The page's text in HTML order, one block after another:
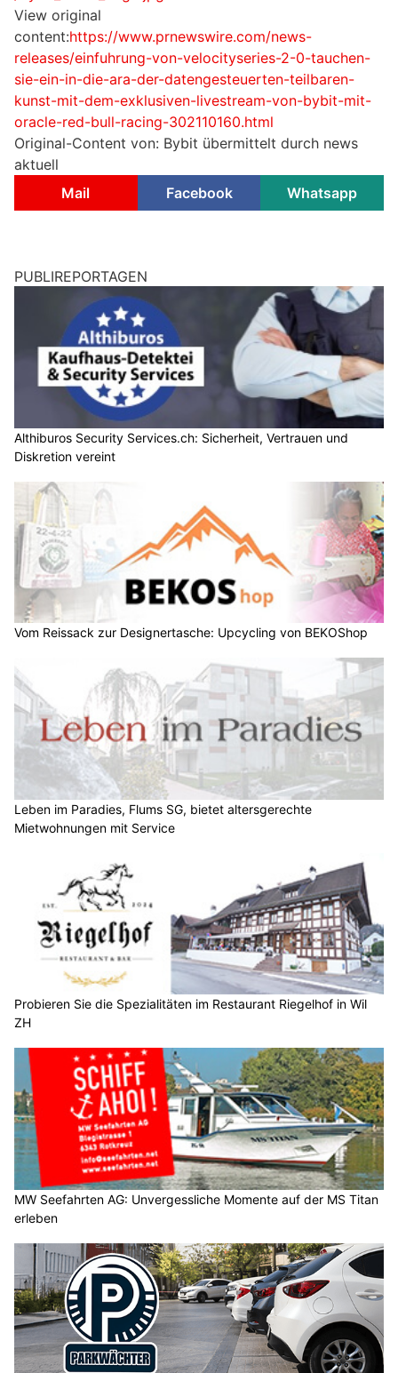
View original
content:https://www.prnewswire.com/news-
releases/einfuhrung-von-velocityseries-2-0-tauchen-
sie-ein-in-die-ara-der-datengesteuerten-teilbaren-
kunst-mit-dem-exklusiven-livestream-von-bybit-mit-
oracle-red-bull-racing-302110160.html
Original-Content von: Bybit übermittelt durch news
aktuell
Mail
Facebook Whatsapp
PUBLIREPORTAGEN
Althiburos Security Services.ch: Sicherheit, Vertrauen und
Diskretion vereint
Vom Reissack zur Designertasche: Upcycling von BEKOShop
Leben im Paradies, Flums SG, bietet altersgerechte
Mietwohnungen mit Service
Probieren Sie die Spezialitäten im Restaurant Riegelhof in Wil
ZH
MW Seefahrten AG: Unvergessliche Momente auf der MS Titan
erleben